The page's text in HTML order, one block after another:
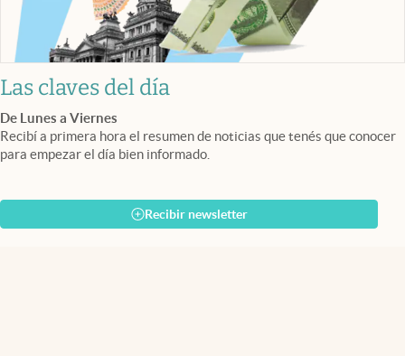
Las claves del día
De Lunes a Viernes
Recibí a primera hora el resumen de noticias que tenés que conocer
para empezar el día bien informado.
Recibir newsletter